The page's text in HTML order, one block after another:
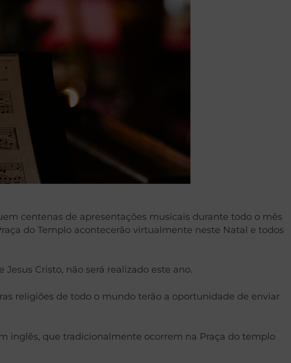
centenas de apresentações musicais durante todo o mês
do Templo acontecerão virtualmente neste Natal e todos
Cristo, não será realizado este ano.
religiões de todo o mundo terão a oportunidade de enviar
inglês, que tradicionalmente ocorrem na Praça do templo